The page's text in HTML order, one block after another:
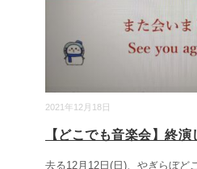
2021年12月18日
【どこでも音楽会】終演
去る12月12日(日)、やぎらぼど